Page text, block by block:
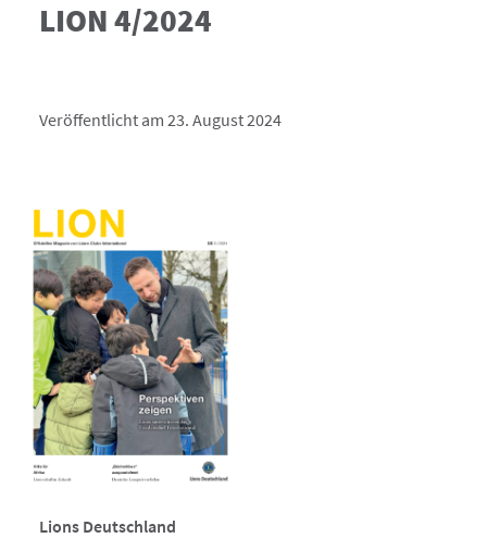
LION 4/2024
Veröffentlicht am 23. August 2024
Lions Deutschland